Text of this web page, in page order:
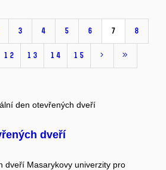
3 4 5 6 7 8
12 13 14 15
dveří
dveří Masarykovy univerzity pro